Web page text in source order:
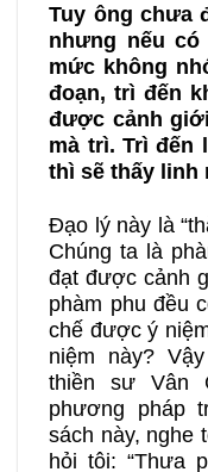
Tuy ông chưa
nhưng nếu
mức không
đoạn, trì đến
được cảnh
mà trì. Trì đến
thì sẽ thấy linh
Đạo lý này là
Chúng ta là
đạt được cảnh
phàm phu đều
chế được ý
niệm này?
thiền sư Vân
phương pháp
sách này, nghe
hỏi tôi: “Thưa